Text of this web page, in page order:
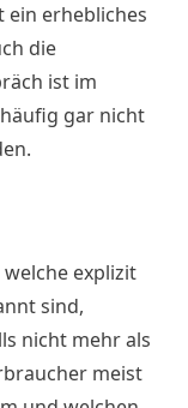
ein erhebliches
die
ist im
gar nicht
explizit
sind,
nicht mehr als
meist